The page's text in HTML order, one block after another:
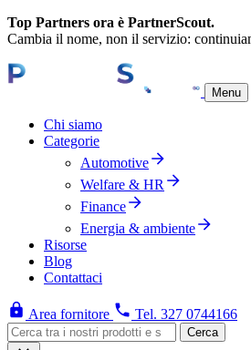
Top Partners ora è PartnerScout.
Cambia il nome, non il servizio:
Menu
Chi siamo
Categorie
Automotive
Welfare & HR
Finance
Energia & ambiente
Risorse
Blog
Contattaci
Area fornitore Tel. 327 0744166
Cerca